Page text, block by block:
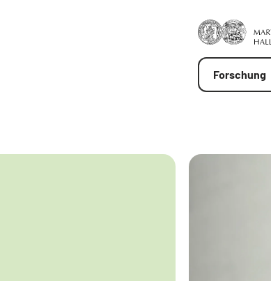
Forschung